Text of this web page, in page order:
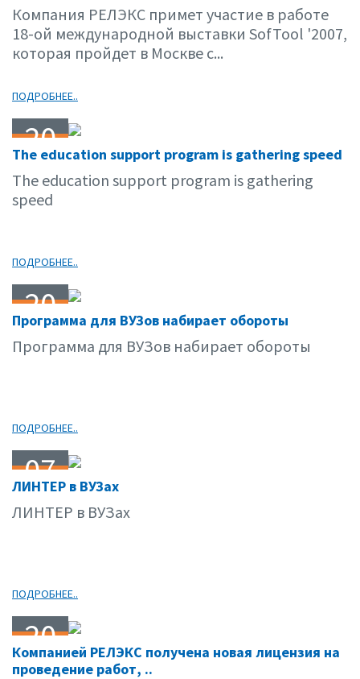
Компания РЕЛЭКС примет участие в работе
18-ой международной выставки SofTool '2007,
которая пройдет в Москве с...
ПОДРОБНЕЕ..
20
08.07
The education support program is gathering speed
The education support program is gathering
speed
ПОДРОБНЕЕ..
20
08.07
Программа для ВУЗов набирает обороты
Программа для ВУЗов набирает обороты
ПОДРОБНЕЕ..
07
08.07
ЛИНТЕР в ВУЗах
ЛИНТЕР в ВУЗах
ПОДРОБНЕЕ..
20
07.07
Компанией РЕЛЭКС получена новая лицензия на
проведение работ, ..